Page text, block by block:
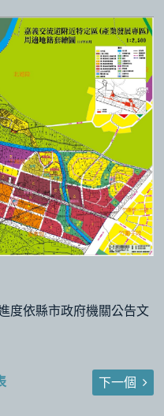
度依縣市政府機關公告文
下一個